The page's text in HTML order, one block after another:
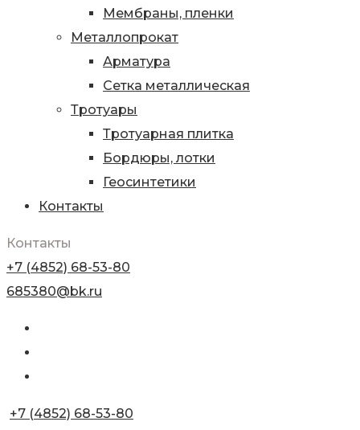
Мембраны, пленки
Металлопрокат
Арматура
Сетка металлическая
Тротуары
Тротуарная плитка
Бордюры, лотки
Геосинтетики
Контакты
Контакты
+7 (4852) 68-53-80
685380@bk.ru
+7 (4852) 68-53-80